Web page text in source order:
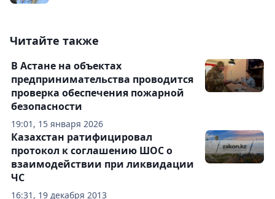
Читайте также
19:01, 15 января 2026
В Астане на объектах
предпринимательства проводится
проверка обеспечения пожарной
безопасности
16:31, 19 декабря 2013
Казахстан ратифицировал
протокол к соглашению ШОС о
взаимодействии при ликвидации
ЧС